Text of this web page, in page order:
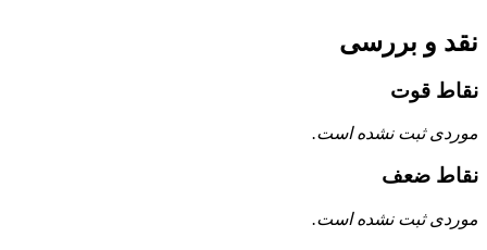
نقد و بررسی
نقاط قوت
موردی ثبت نشده است.
نقاط ضعف
موردی ثبت نشده است.